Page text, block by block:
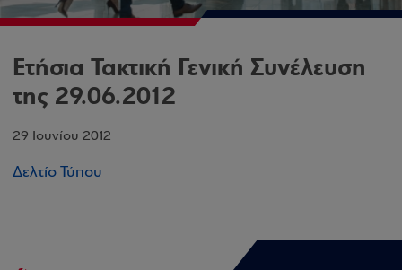
Ετήσια Τακτική Γενική Συνέλευση
της 29.06.2012
29 Ιουνίου 2012
Δελτίο Τύπου